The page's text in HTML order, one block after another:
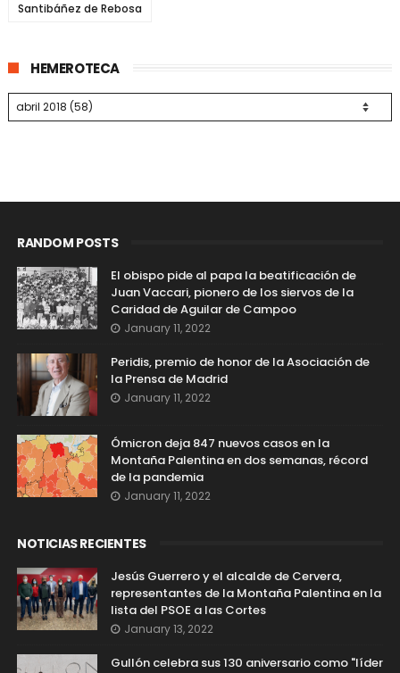
Santibáñez de Rebosa
HEMEROTECA
RANDOM POSTS
El obispo pide al papa la beatificación de
Juan Vaccari, pionero de los siervos de la
Caridad de Aguilar de Campoo
January 11, 2022
Peridis, premio de honor de la Asociación de
la Prensa de Madrid
January 11, 2022
Ómicron deja 847 nuevos casos en la
Montaña Palentina en dos semanas, récord
de la pandemia
January 11, 2022
NOTICIAS RECIENTES
Jesús Guerrero y el alcalde de Cervera,
representantes de la Montaña Palentina en la
lista del PSOE a las Cortes
January 13, 2022
Gullón celebra sus 130 aniversario como "líder